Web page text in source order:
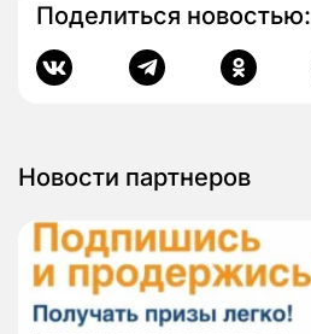
Поделиться новостью:
Новости партнеров